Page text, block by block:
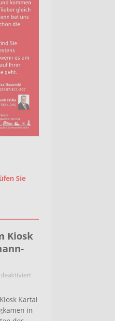
Sie
Kiosk
Kartal
in